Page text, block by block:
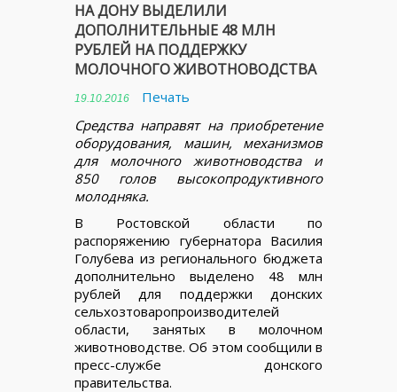
НА ДОНУ ВЫДЕЛИЛИ
ДОПОЛНИТЕЛЬНЫЕ 48 МЛН
РУБЛЕЙ НА ПОДДЕРЖКУ
МОЛОЧНОГО ЖИВОТНОВОДСТВА
19.10.2016
Печать
Средства направят на приобретение
оборудования, машин, механизмов
для молочного животноводства и
850 голов высокопродуктивного
молодняка.
В Ростовской области по
распоряжению губернатора Василия
Голубева из регионального бюджета
дополнительно выделено 48 млн
рублей для поддержки донских
сельхозтоваропроизводителей
области, занятых в молочном
животноводстве. Об этом сообщили в
пресс-службе донского
правительства.